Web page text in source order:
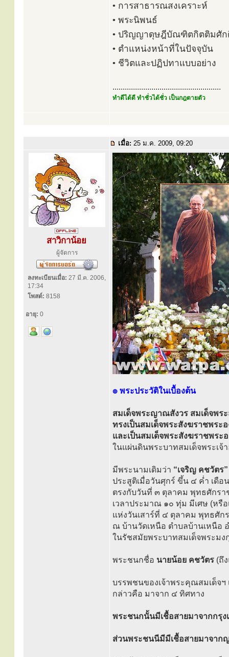
• การสาธารณสงเคราะห์
• พระนิพนธ์
• ปริญญาดุษฎีบัณฑิตกิตติมศัก
• ตำแหน่งหน้าที่ในปัจจุบัน
• ชีวิตและปฏิปทาแบบอย่าง
.....................................................
ทำดีได้ดี ทำชั่วได้ชั่ว เป็นกฎตายตัว
เมื่อ: 25 ม.ค. 2009, 09:20
สาวิกาน้อย
ผู้จัดการ
ลงทะเบียนเมื่อ: 27 มี.ค. 2006,
17:34
โพสต์: 8158
อายุ: 0
๏ พระประวัติในเบื้องต้น
สมเด็จพระญาณสังวร สมเด็จพร
ทรงเป็นสมเด็จพระสังฆราชพระ
และเป็นสมเด็จพระสังฆราชพร
ในแผ่นดินพระบาทสมเด็จพระเจ้
มีพระนามเดิมว่า “เจริญ คชวัตร”
ประสูติเมื่อวันศุกร์ ขึ้น ๔ ค่ำ เดื
ตรงกับวันที่ ๓ ตุลาคม พุทธศักร
เวลาประมาณ ๑๐ ทุ่ม มีเศษ (หรื
แห่งวันเสาร์ที่ ๔ ตุลาคม พุทธศั
ณ บ้านวัดเหนือ ตำบลบ้านเหนือ
ในรัชสมัยพระบาทสมเด็จพระมง
พระชนกชื่อ นายน้อย คชวัตร (ถึ
บรรพชนของเจ้าพระคุณสมเด็จฯ
กล่าวคือ มาจาก ๔ ทิศทาง
พระชนกนั้นมีเชื้อสายมาจากกรุง
ส่วนพระชนนีมีมีเชื้อสายมาจาก